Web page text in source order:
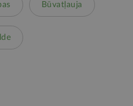
Būvatļauja